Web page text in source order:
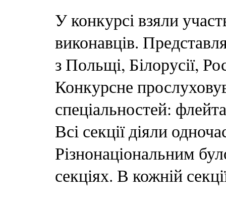
У конкурсі взяли
виконавців.
з Польщі, Білорусії,
Конкурсне
спеціальностей:
Всі секції діяли
Різнонаціональним
секціях. В кожній